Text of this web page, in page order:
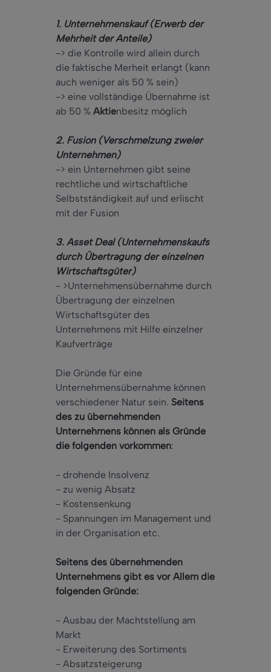
1. Unternehmenskauf (Erwerb der
Mehrheit der Anteile)
-> die Kontrolle wird allein durch
die faktische Merheit erlangt (kann
auch weniger als 50 % sein)
-> eine vollständige Übernahme ist
ab 50 % Aktienbesitz möglich
2. Fusion (Verschmelzung zweier
Unternehmen)
-> ein Unternehmen gibt seine
rechtliche und wirtschaftliche
Selbstständigkeit auf und erlischt
mit der Fusion
3. Asset Deal (Unternehmenskaufs
durch Übertragung der einzelnen
Wirtschaftsgüter)
- >Unternehmensübernahme durch
Übertragung der einzelnen
Wirtschaftsgüter des
Unternehmens mit Hilfe einzelner
Kaufverträge
Die Gründe für eine
Unternehmensübernahme können
verschiedener Natur sein. Seitens
des zu übernehmenden
Unternehmens können als Gründe
die folgenden vorkommen:
- drohende Insolvenz
- zu wenig Absatz
- Kostensenkung
- Spannungen im Management und
in der Organisation etc.
Seitens des übernehmenden
Unternehmens gibt es vor Allem die
folgenden Gründe:
- Ausbau der Machtstellung am
Markt
- Erweiterung des Sortiments
- Absatzsteigerung